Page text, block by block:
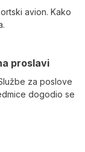
avion. Kako
proslavi
za poslove
dogodio se